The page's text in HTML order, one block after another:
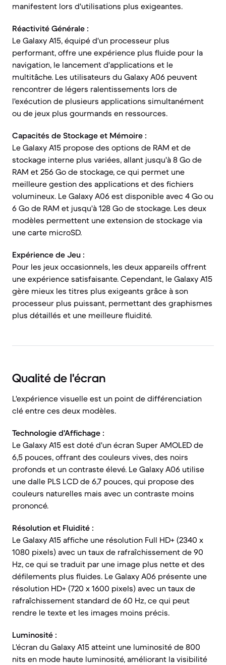
manifestent lors d'utilisations plus exigeantes.
Réactivité Générale :
Le Galaxy A15, équipé d'un processeur plus
performant, offre une expérience plus fluide pour la
navigation, le lancement d'applications et le
multitâche. Les utilisateurs du Galaxy A06 peuvent
rencontrer de légers ralentissements lors de
l'exécution de plusieurs applications simultanément
ou de jeux plus gourmands en ressources.
Capacités de Stockage et Mémoire :
Le Galaxy A15 propose des options de RAM et de
stockage interne plus variées, allant jusqu'à 8 Go de
RAM et 256 Go de stockage, ce qui permet une
meilleure gestion des applications et des fichiers
volumineux. Le Galaxy A06 est disponible avec 4 Go ou
6 Go de RAM et jusqu'à 128 Go de stockage. Les deux
modèles permettent une extension de stockage via
une carte microSD.
Expérience de Jeu :
Pour les jeux occasionnels, les deux appareils offrent
une expérience satisfaisante. Cependant, le Galaxy A15
gère mieux les titres plus exigeants grâce à son
processeur plus puissant, permettant des graphismes
plus détaillés et une meilleure fluidité.
Qualité de l'écran
L'expérience visuelle est un point de différenciation
clé entre ces deux modèles.
Technologie d'Affichage :
Le Galaxy A15 est doté d'un écran Super AMOLED de
6,5 pouces, offrant des couleurs vives, des noirs
profonds et un contraste élevé. Le Galaxy A06 utilise
une dalle PLS LCD de 6,7 pouces, qui propose des
couleurs naturelles mais avec un contraste moins
prononcé.
Résolution et Fluidité :
Le Galaxy A15 affiche une résolution Full HD+ (2340 x
1080 pixels) avec un taux de rafraîchissement de 90
Hz, ce qui se traduit par une image plus nette et des
défilements plus fluides. Le Galaxy A06 présente une
résolution HD+ (720 x 1600 pixels) avec un taux de
rafraîchissement standard de 60 Hz, ce qui peut
rendre le texte et les images moins précis.
Luminosité :
L'écran du Galaxy A15 atteint une luminosité de 800
nits en mode haute luminosité, améliorant la visibilité